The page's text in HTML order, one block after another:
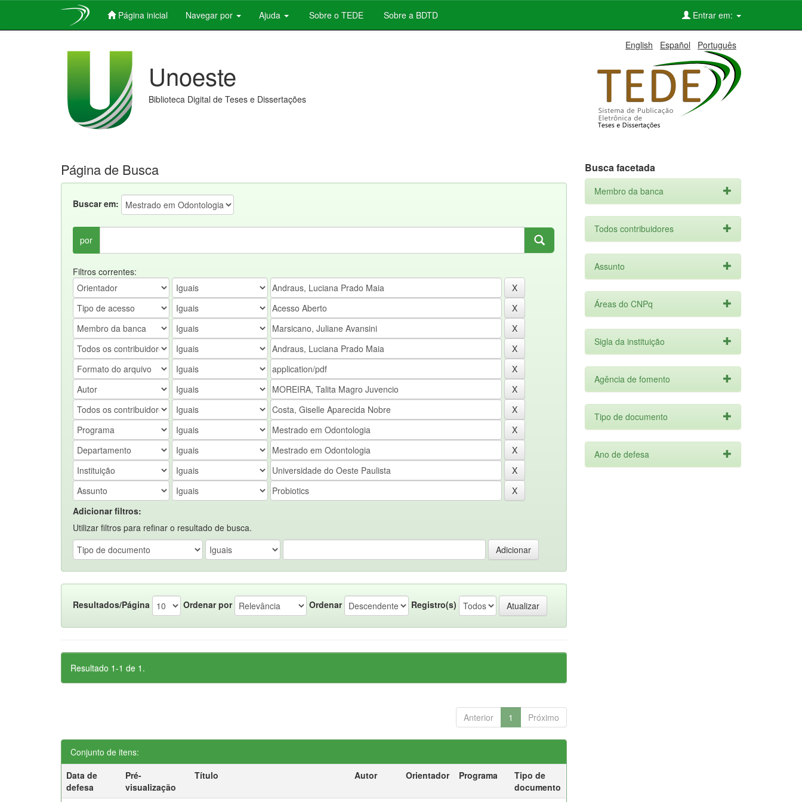
Página inicial Navegar por Ajuda Sobre o TEDE Sobre a BDTD Entrar em:
English Español Português
Unoeste
Biblioteca Digital de Teses e Dissertações
Página de Busca
Buscar em:
por
Filtros correntes:
Adicionar filtros:
Utilizar filtros para refinar o resultado de busca.
Resultados/Página Ordenar por Ordenar Registro(s)
Resultado 1-1 de 1.
Anterior 1 Próximo
Conjunto de itens:
Data de
defesa
Pré-
visualização
Título Autor Orientador Programa
Tipo de
documento
Busca facetada
Membro da banca
Todos contribuidores
Assunto
Áreas do CNPq
Sigla da instituição
Agência de fomento
Tipo de documento
Ano de defesa